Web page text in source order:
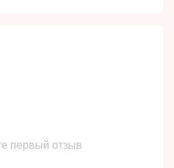
первый отзыв